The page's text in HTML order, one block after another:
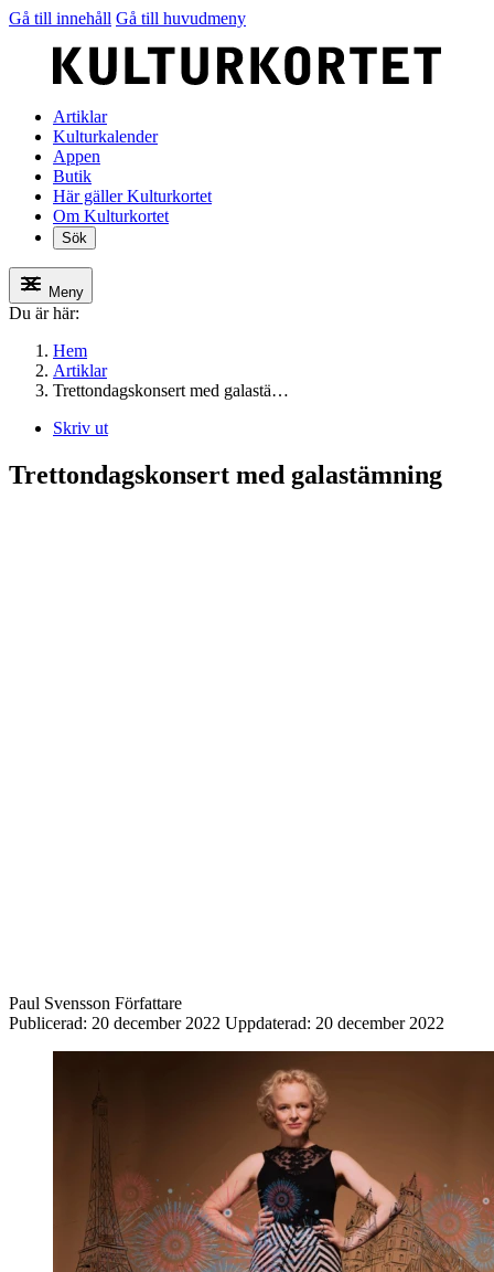
Gå till innehåll Gå till huvudmeny
Artiklar
Kulturkalender
Appen
Butik
Här gäller Kulturkortet
Om Kulturkortet
Sök
Meny
Du är här:
Hem
Artiklar
Trettondagskonsert med galastä…
Skriv ut
Trettondagskonsert med galastämning
Paul Svensson Författare
Publicerad: 20 december 2022 Uppdaterad: 20 december 2022